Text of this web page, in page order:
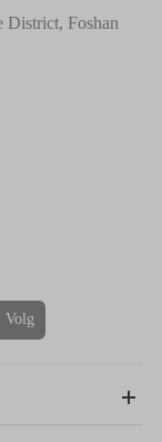
District, Foshan
Volg